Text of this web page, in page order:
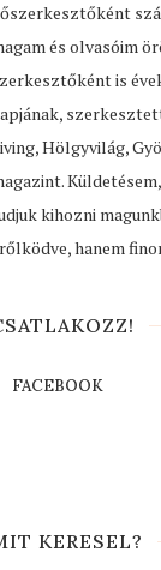
és olvasóim
is
Hölgyvilág,
kihozni
hanem
FACEBOOK
KERESEL?